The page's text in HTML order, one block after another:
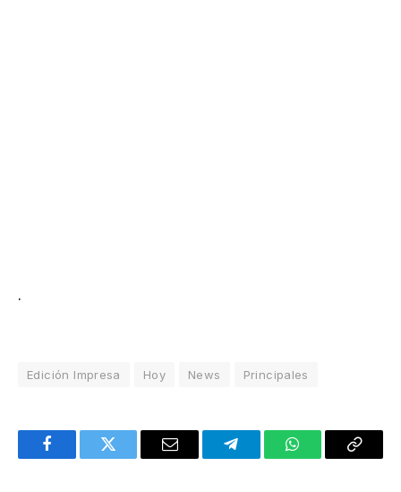
.
Edición Impresa Hoy News Principales
FacebookTwitter Email TelegramWhatsAppCopy